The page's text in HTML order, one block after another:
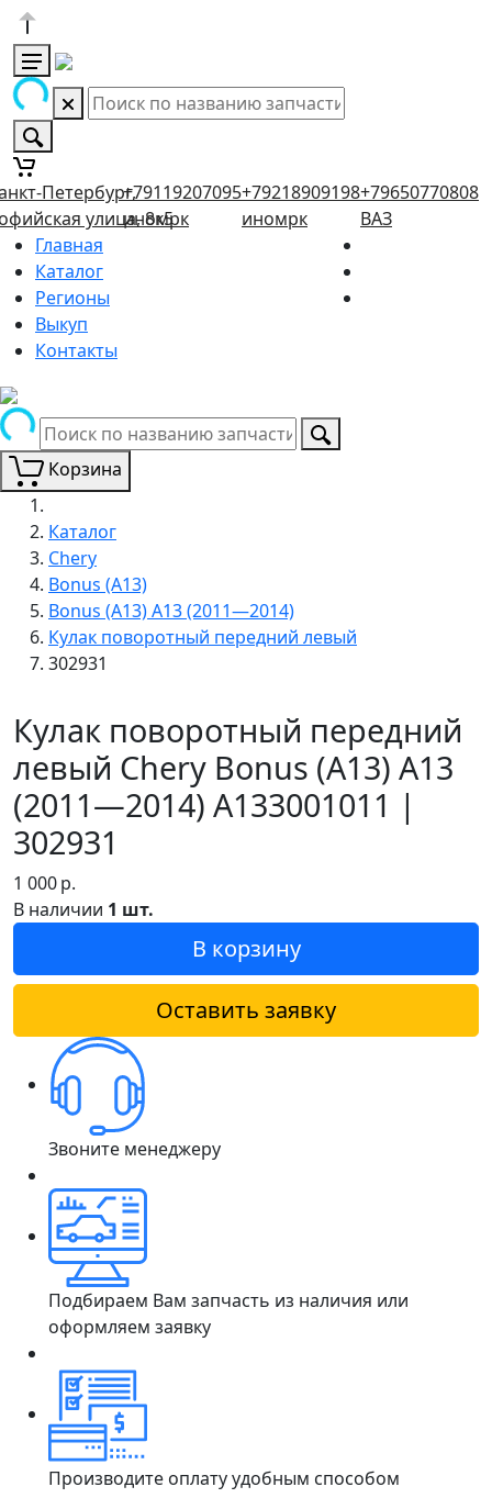
Петербург,
улица, 8к5
+79119207095
иномрк
+79218909198
иномрк
+79650770808
ВАЗ
Главная
Каталог
Регионы
Выкуп
Контакты
Корзина
Каталог
Chery
Bonus (A13)
Bonus (A13) A13 (2011—2014)
Кулак поворотный передний левый
302931
Кулак поворотный передний
левый Chery Bonus (A13) A13
(2011—2014) A133001011 |
302931
1 000р.
В наличии 1 шт.
В корзину
Оставить заявку
Звоните менеджеру
Подбираем Вам запчасть из наличия или
оформляем заявку
Производите оплату удобным способом